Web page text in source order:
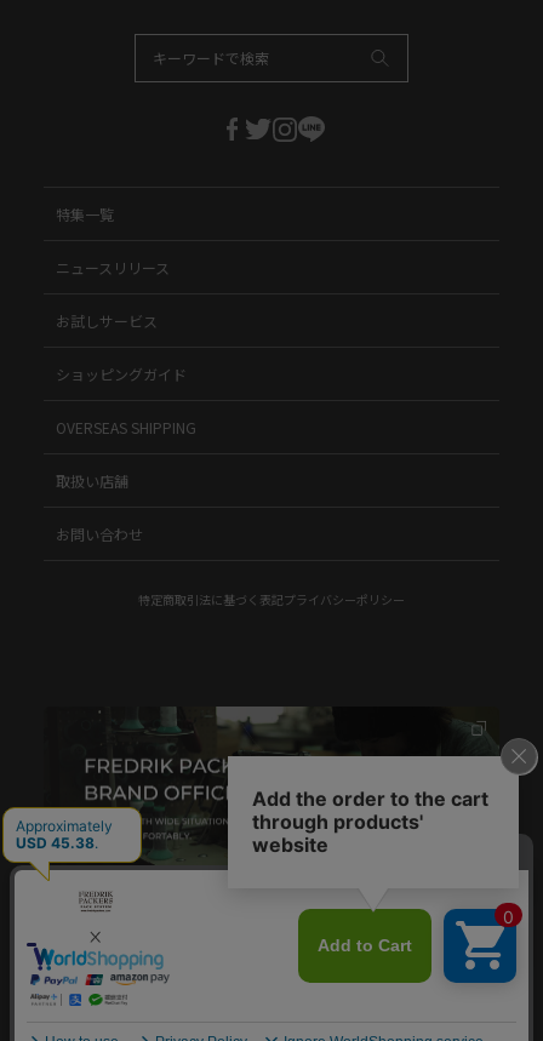
特集一覧
ニュースリリース
お試しサービス
ショッピングガイド
OVERSEAS SHIPPING
取扱い店舗
お問い合わせ
特定商取引法に基づく表記プライバシーポリシー